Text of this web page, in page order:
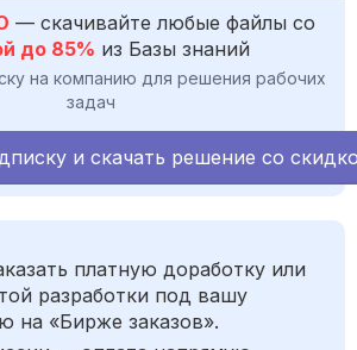
— скачивайте любые файлы со
до 85% из Базы знаний
на компанию для решения рабочих
задач
и скачать решение со
платную доработку или
разработки под вашу
на «Бирже заказов».